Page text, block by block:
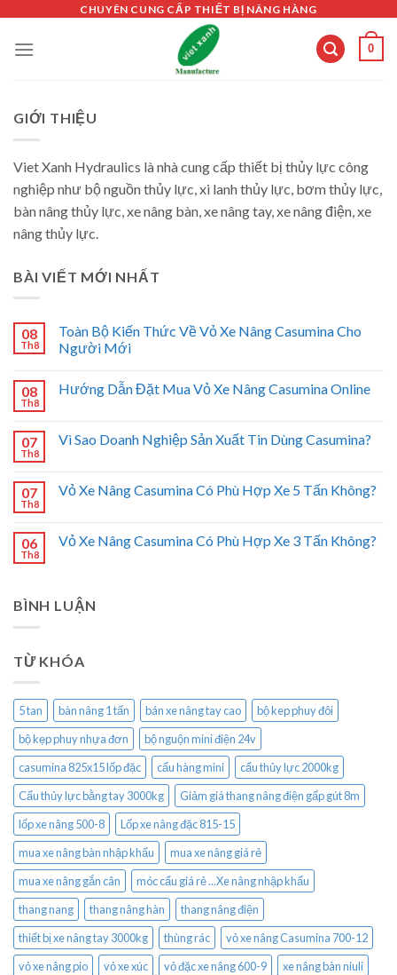
content
CHUYÊN CUNG CẤP THIẾT BỊ NÂNG HÀNG
0
GIỚI THIỆU
Viet Xanh Hydraulics là nhà cung cấp thiết bị thủy lực công
nghiệp như bộ nguồn thủy lực, xi lanh thủy lực, bơm thủy lực,
bàn nâng thủy lực, xe nâng bàn, xe nâng tay, xe nâng điện, xe
nâng thủy lực.
BÀI VIẾT MỚI NHẤT
08
Th8
Toàn Bộ Kiến Thức Về Vỏ Xe Nâng Casumina Cho
Người Mới
08
Th8
Hướng Dẫn Đặt Mua Vỏ Xe Nâng Casumina Online
07
Th8
Vì Sao Doanh Nghiệp Sản Xuất Tin Dùng Casumina?
07
Th8
Vỏ Xe Nâng Casumina Có Phù Hợp Xe 5 Tấn Không?
06
Th8
Vỏ Xe Nâng Casumina Có Phù Hợp Xe 3 Tấn Không?
BÌNH LUẬN
TỪ KHÓA
5 tan bàn nâng 1 tấn bán xe nâng tay cao
bộ kep phuy đôi
bộ kẹp phuy nhựa đơn
bộ nguộn mini điện 24v
casumina 825x15 lốp đặc
cẩu hàng mini
cẩu thủy lực 2000kg
Cẩu thủy lực bằng tay 3000kg
Giảm giá thang nâng điện gấp gút 8m
lốp xe nâng 500-8
Lốp xe nâng đặc 815-15
mua xe nâng bàn nhập khẩu
mua xe nâng giá rẻ
mua xe nâng gắn cân
móc cẩu giá rẻ ...Xe nâng nhập khẩu
thang nang
thang nâng hàn
thang nâng điện
thiết bị xe nâng tay 3000kg
thùng rác
vỏ xe nâng Casumina 700-12
vỏ xe nâng pio
vỏ xe xúc vỏ đặc xe nâng 600-9
xe nâng bàn niuli